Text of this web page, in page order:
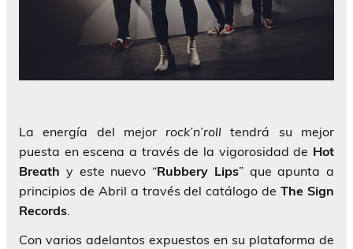
La energía del mejor rock’n’roll tendrá su mejor
puesta en escena a través de la vigorosidad de Hot
Breath y este nuevo “Rubbery Lips” que apunta a
principios de Abril a través del catálogo deThe Sign
Records.
Con varios adelantos expuestos en su plataforma de